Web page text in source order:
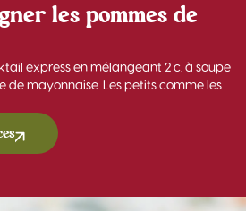
les pommes de
express en mélangeant 2 c. à soupe
de mayonnaise. Les petits comme les